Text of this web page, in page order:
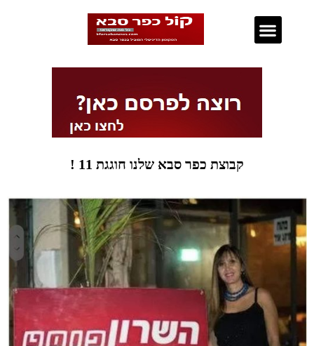
קבוצת כפר סבא שלנו חוגגת 11 !